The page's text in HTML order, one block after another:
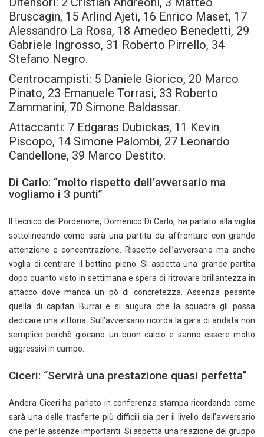
Bruscagin, 15 Arlind Ajeti, 16 Enrico Maset, 17
Alessandro La Rosa, 18 Amedeo Benedetti, 29
Gabriele Ingrosso, 31 Roberto Pirrello, 34
Stefano Negro.
Centrocampisti: 5 Daniele Giorico, 20 Marco
Pinato, 23 Emanuele Torrasi, 33 Roberto
Zammarini, 70 Simone Baldassar.
Attaccanti: 7 Edgaras Dubickas, 11 Kevin
Piscopo, 14 Simone Palombi, 27 Leonardo
Candellone, 39 Marco Destito.
Di Carlo: “molto rispetto dell’avversario ma
vogliamo i 3 punti”
Il tecnico del Pordenone, Domenico Di Carlo, ha parlato alla vigilia
sottolineando come sarà una partita da affrontare con grande
attenzione e concentrazione. Rispetto dell’avversario ma anche
voglia di centrare il bottino pieno. Si aspetta una grande partita
dopo quanto visto in settimana e spera di ritrovare brillantezza in
attacco dove manca un pò di concretezza. Assenza pesante
quella di capitan Burrai e si augura che la squadra gli possa
dedicare una vittoria. Sull’avversario ricorda la gara di andata non
semplice perchè giocano un buon calcio e sanno essere molto
aggressivi in campo.
Ciceri: “Servirà una prestazione quasi perfetta”
Andera Ciceri ha parlato in conferenza stampa ricordando come
sarà una delle trasferte più difficili sia per il livello dell’avversario
che per le assenze importanti. Si aspetta una reazione del gruppo